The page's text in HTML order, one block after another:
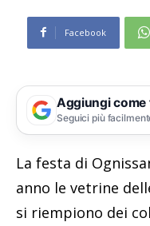
Facebook
Aggiungi come
Seguici più
La festa di
anno le vetrine
si riempiono dei